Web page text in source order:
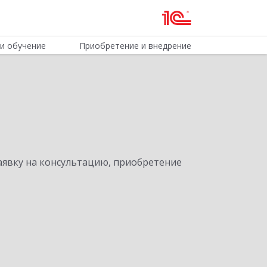
обучение Приобретение и внедрение
на консультацию, приобретение